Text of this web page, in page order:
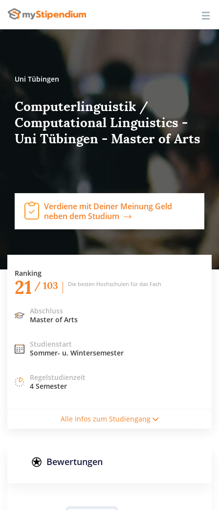
Uni Tübingen
Computerlinguistik /
Computational Linguistics -
Uni Tübingen - Master of Arts
Verdiene mit Deiner Meinung Geld
neben dem Studium
Ranking
21 / 103 Die besten Hochschulen für das Fach
Abschluss
Master of Arts
Studienstart
Sommer- u. Wintersemester
Regelstudienzeit
4 Semester
Alle Infos zum Studiengang
Bewertungen